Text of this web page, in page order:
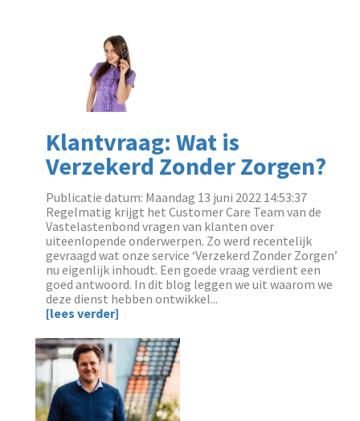
Klantvraag: Wat is
Verzekerd Zonder Zorgen?
Publicatie datum: Maandag 13 juni 2022 14:53:37
‌Regelmatig krijgt het Customer Care Team van de
Vastelastenbond vragen van klanten over
uiteenlopende onderwerpen. Zo werd recentelijk
gevraagd wat onze service ‘Verzekerd Zonder Zorgen’
nu eigenlijk inhoudt. Een goede vraag verdient een
goed antwoord. In dit blog leggen we uit waarom we
deze dienst hebben ontwikkel...
[lees verder]